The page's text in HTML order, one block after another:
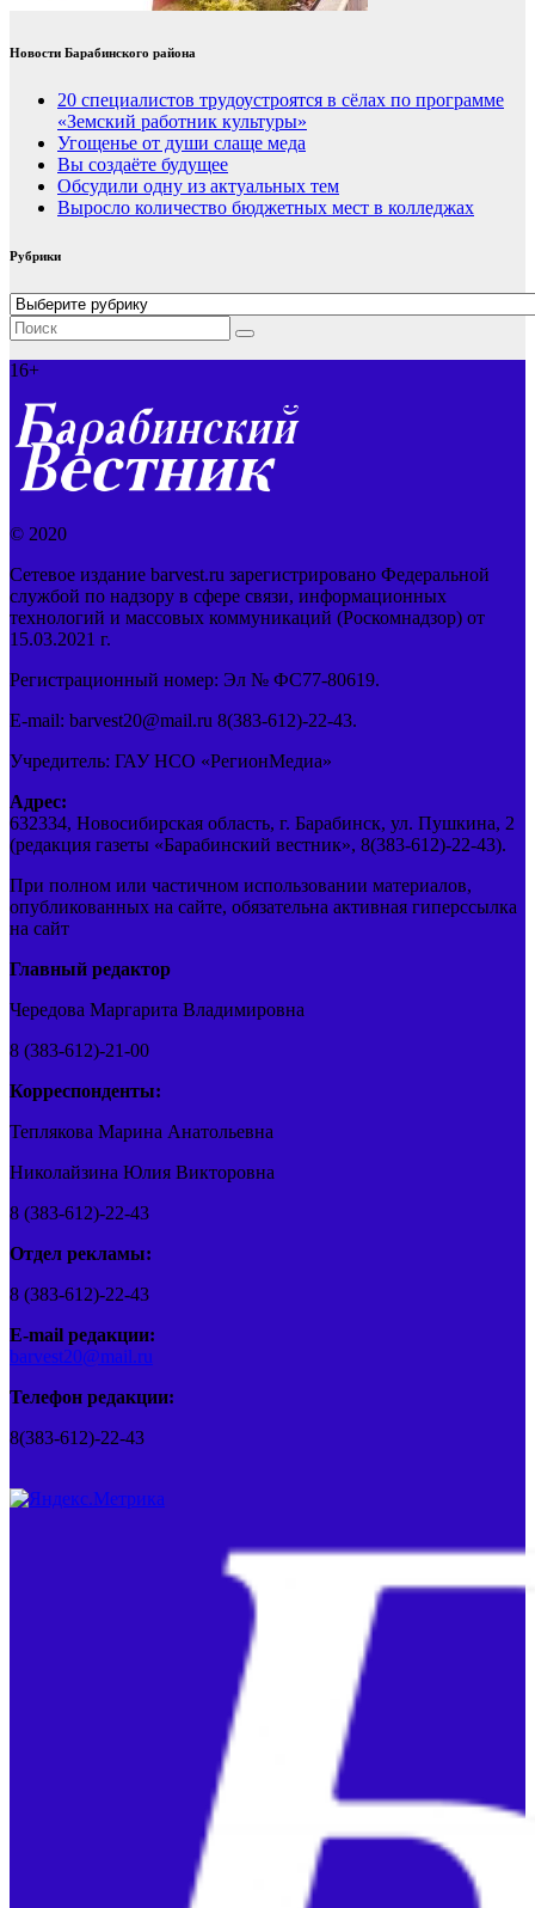
Новости Барабинского района
20 специалистов трудоустроятся в сёлах по программе
«Земский работник культуры»
Угощенье от души слаще меда
Вы создаёте будущее
Обсудили одну из актуальных тем
Выросло количество бюджетных мест в колледжах
Рубрики
Рубрики
16+
© 2020
Сетевое издание barvest.ru зарегистрировано Федеральной
службой по надзору в сфере связи, информационных
технологий и массовых коммуникаций (Роскомнадзор) от
15.03.2021 г.
Регистрационный номер: Эл № ФС77-80619.
E-mail: barvest20@mail.ru 8(383-612)-22-43.
Учредитель: ГАУ НСО «РегионМедиа»
Адрес:
632334, Новосибирская область, г. Барабинск, ул. Пушкина, 2
(редакция газеты «Барабинский вестник», 8(383-612)-22-43).
При полном или частичном использовании материалов,
опубликованных на сайте, обязательна активная гиперссылка
на сайт
Главный редактор
Чередова Маргарита Владимировна
8 (383-612)-21-00
Корреспонденты:
Теплякова Марина Анатольевна
Николайзина Юлия Викторовна
8 (383-612)-22-43
Отдел рекламы:
8 (383-612)-22-43
E-mail редакции:
barvest20@mail.ru
Телефон редакции:
8(383-612)-22-43